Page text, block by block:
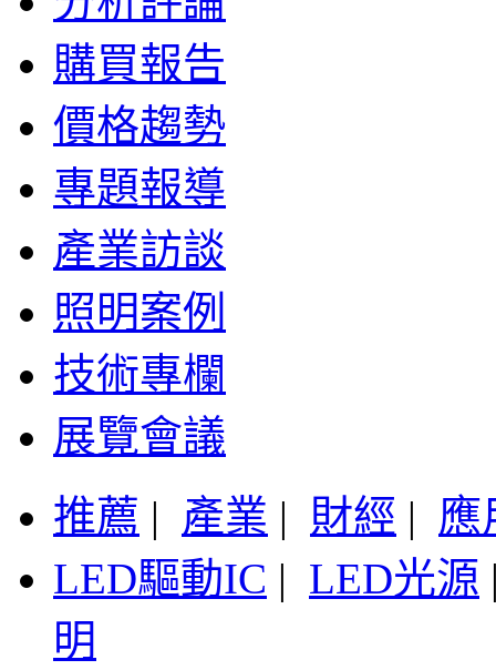
購買報告
價格趨勢
專題報導
產業訪談
照明案例
技術專欄
展覽會議
推薦 | 產業 | 財經 | 應
LED驅動IC | LED光源
明